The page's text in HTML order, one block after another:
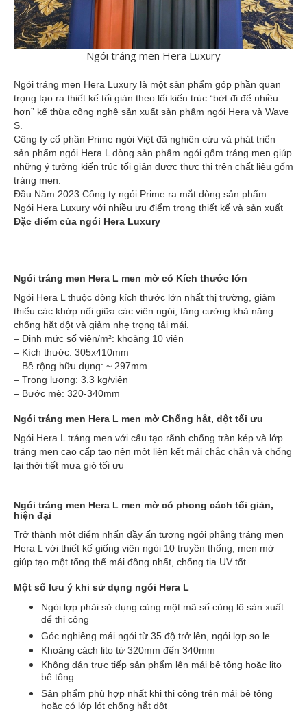
Ngói tráng men Hera Luxury
Ngói tráng men Hera Luxury là một sản phẩm góp phần quan
trọng tạo ra thiết kế tối giản theo lối kiến trúc “bớt đi để nhiều
hơn” kế thừa công nghệ sản xuất sản phẩm ngói Hera và Wave
S.
Công ty cổ phần Prime ngói Việt đã nghiên cứu và phát triển
sản phẩm ngói Hera L dòng sản phẩm ngói gốm tráng men giúp
những ý tưởng kiến trúc tối giản được thực thi trên chất liệu gốm
tráng men.
Đầu Năm 2023 Công ty ngói Prime ra mắt dòng sản phẩm
Ngói Hera Luxury với nhiều ưu điểm trong thiết kế và sản xuất
Đặc điểm của ngói Hera Luxury
Ngói tráng men Hera L men mờ có Kích thước lớn
Ngói Hera L thuộc dòng kích thước lớn nhất thị trường, giảm
thiểu các khớp nối giữa các viên ngói; tăng cường khả năng
chống hăt dột và giảm nhẹ trọng tải mái.
– Định mức số viên/m²: khoảng 10 viên
– Kích thước: 305x410mm
– Bề rộng hữu dụng: ~ 297mm
– Trọng lượng: 3.3 kg/viên
– Bước mè: 320-340mm
Ngói tráng men Hera L men mờ Chống hắt, dột tối ưu
Ngói Hera L tráng men với cấu tạo rãnh chống tràn kép và lớp
tráng men cao cấp tạo nên một liên kết mái chắc chắn và chống
lại thời tiết mưa gió tối ưu
Ngói tráng men Hera L men mờ có phong cách tối giản,
hiện đại
Trở thành một điểm nhấn đầy ấn tượng ngói phẳng tráng men
Hera L với thiết kế giống viên ngói 10 truyền thống, men mờ
giúp tạo một tổng thể mái đồng nhất, chống tia UV tốt.
Một số lưu ý khi sử dụng ngói Hera L
Ngói lợp phải sử dụng cùng một mã số cùng lô sản xuất
để thi công
Góc nghiêng mái ngói từ 35 độ trở lên, ngói lợp so le.
Khoảng cách lito từ 320mm đến 340mm
Không dán trực tiếp sản phẩm lên mái bê tông hoặc lito
bê tông.
Sản phẩm phù hợp nhất khi thi công trên mái bê tông
hoặc có lớp lót chống hắt dột